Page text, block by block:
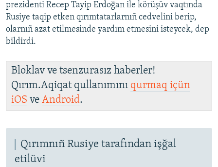
prezidenti Recep Tayip Erdoğan ile körüşüv vaqtında
Rusiye taqip etken qırımtatarlarnıñ cedvelini berip,
olarnıñ azat etilmesinde yardım etmesini isteycek, dep
bildirdi.
Bloklav ve tsenzurasız haberler!
Qırım.Aqiqat qullanımını qurmaq içün
iOS ve Android.
Qırımnıñ Rusiye tarafından işğal
etilüvi